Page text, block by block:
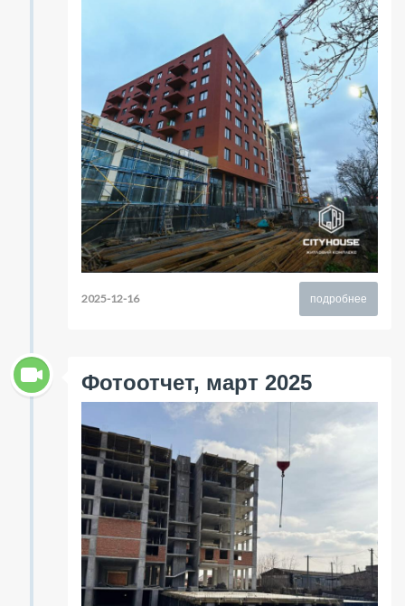
подробнее
2025-12-16
Фотоотчет, март 2025